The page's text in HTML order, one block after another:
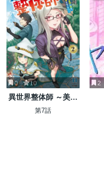
0 10
異世界整体師 ～美女
も亜人も魔物も竜
第7話
2